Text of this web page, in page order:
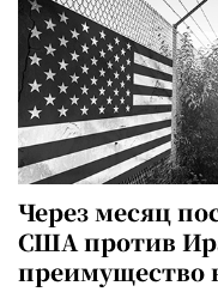
Через месяц
США против
преимущество